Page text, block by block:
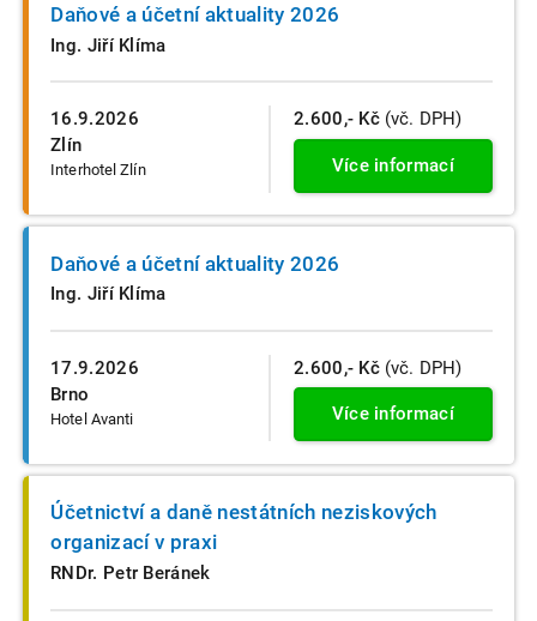
16.9.2026
Zlín
Interhotel Zlín
Daňové a účetní aktuality 2026
Ing. Jiří Klíma
2.600,- Kč (vč. DPH)
Více informací
17.9.2026
Brno
Hotel Avanti
Daňové a účetní aktuality 2026
Ing. Jiří Klíma
2.600,- Kč (vč. DPH)
Více informací
Účetnictví a daně nestátních neziskových
organizací v praxi
RNDr. Petr Beránek